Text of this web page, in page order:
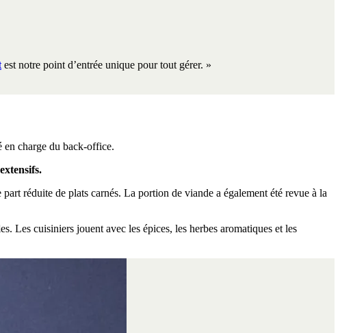
est notre point d’entrée unique pour tout gérer. »
en charge du back-office.
part réduite de plats carnés. La portion de viande a également été revue à la
Les cuisiniers jouent avec les épices, les herbes aromatiques et les